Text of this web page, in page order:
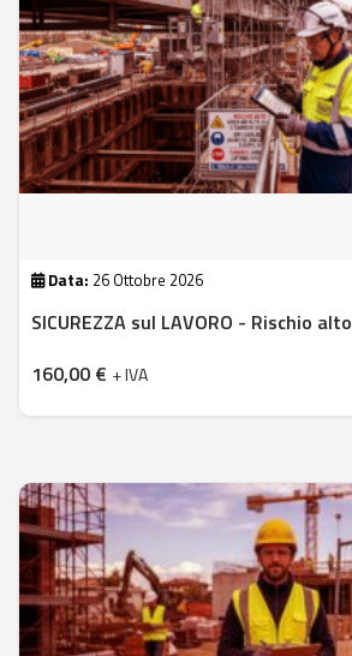
Data: 26 Ottobre 2026
SICUREZZA sul LAVORO - Rischio alto
160,00 € + IVA